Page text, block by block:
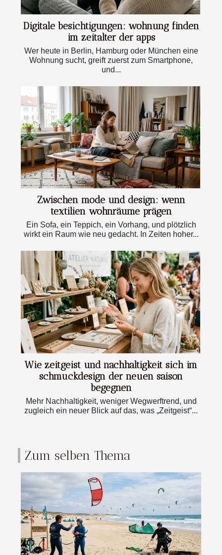
Digitale besichtigungen: wohnung finden
im zeitalter der apps
Wer heute in Berlin, Hamburg oder München eine
Wohnung sucht, greift zuerst zum Smartphone,
und...
Zwischen mode und design: wenn
textilien wohnräume prägen
Ein Sofa, ein Teppich, ein Vorhang, und plötzlich
wirkt ein Raum wie neu gedacht. In Zeiten hoher...
Wie zeitgeist und nachhaltigkeit sich im
schmuckdesign der neuen saison
begegnen
Mehr Nachhaltigkeit, weniger Wegwerftrend, und
zugleich ein neuer Blick auf das, was „Zeitgeist“...
Zum selben Thema